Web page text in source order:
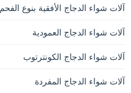
آلات شواء الدجاج الأفقية بنوع الفحم
آلات شواء الدجاج العمودية
آلات شواء الدجاج الكونترتوب
آلات شواء الدجاج المفردة